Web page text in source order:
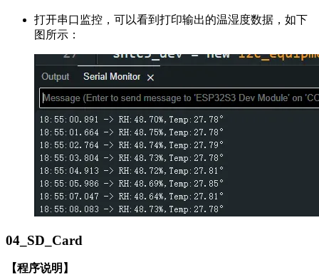
打开串口监控，可以看到打印输出的温湿度数据，如下
图所示：
04_SD_Card
【程序说明】